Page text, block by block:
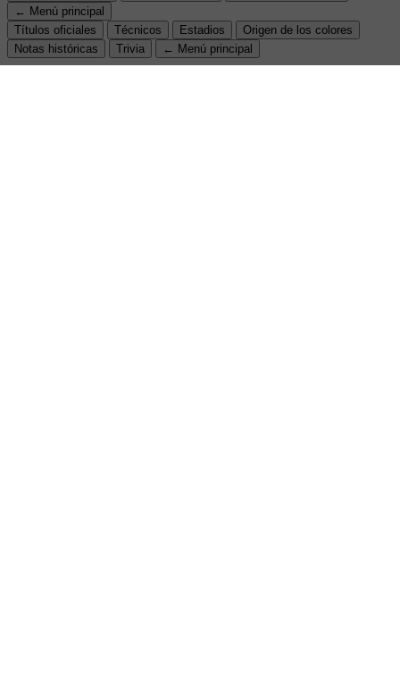
← Menú principal
Títulos oficiales
Técnicos Estadios
Origen de los colores
Notas históricas
Trivia ← Menú principal